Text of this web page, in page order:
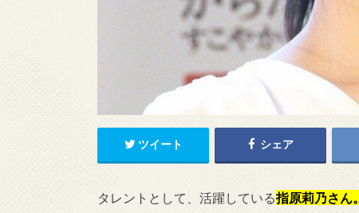
ツイート シェア
タレントとして、活躍している指原莉乃さん。